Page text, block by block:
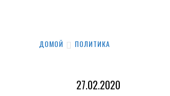
ДОМОЙ ПОЛИТИКА
27.02.2020